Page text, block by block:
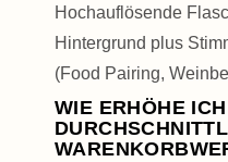
Hoch­auflösende
Hintergrund plus
(Food Pairing,
WIE ERHÖHE